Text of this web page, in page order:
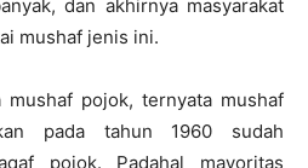
dan akhirnya masyarakat
mushaf jenis ini.
mushaf pojok, ternyata mushaf
pada tahun 1960 sudah
pojok. Padahal mayoritas